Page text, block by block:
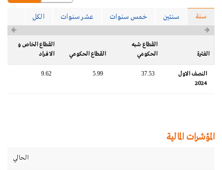
سنة سنتين خمس سنوات عشر سنوات الكل
الفترة
القطاع شبه
الحكومي
القطاع الحكومي
القطاع الخاص و
الافراد
النصف الاول
2024
37.53
5.99
9.62
المؤشرات المالية
الحالي